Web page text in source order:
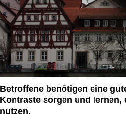
Betroffene benötigen eine
Kontraste sorgen und lernen,
nutzen.